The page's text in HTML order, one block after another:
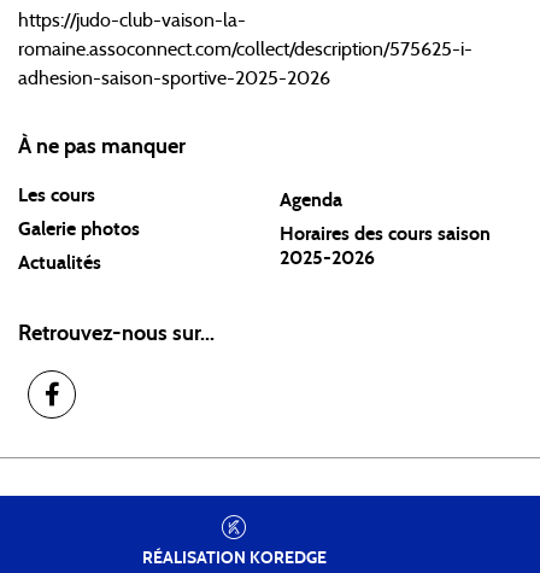
https://judo-club-vaison-la-
romaine.assoconnect.com/collect/description/575625-i-
adhesion-saison-sportive-2025-2026
À ne pas manquer
Les cours
Galerie photos
Actualités
Agenda
Horaires des cours saison
2025-2026
Retrouvez-nous sur...
RÉALISATION KOREDGE